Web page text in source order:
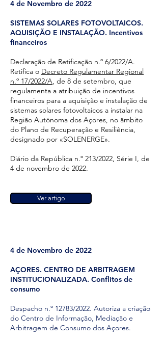
4 de Novembro de 2022
SISTEMAS SOLARES FOTOVOLTAICOS.
AQUISIÇÃO E INSTALAÇÃO. Incentivos
financeiros
Declaração de Retificação n.º 6/2022/A.
Retifica o Decreto Regulamentar Regional
n.º 17/2022/A, de 8 de setembro, que
regulamenta a atribuição de incentivos
financeiros para a aquisição e instalação de
sistemas solares fotovoltaicos a instalar na
Região Autónoma dos Açores, no âmbito
do Plano de Recuperação e Resiliência,
designado por «SOLENERGE».
Diário da República n.º 213/2022, Série I, de
4 de novembro de 2022.
Ver artigo
4 de Novembro de 2022
AÇORES. CENTRO DE ARBITRAGEM
INSTITUCIONALIZADA. Conflitos de
consumo
Despacho n.º 12783/2022. Autoriza a criação
do Centro de Informação, Mediação e
Arbitragem de Consumo dos Açores.